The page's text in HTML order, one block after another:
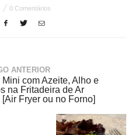
0 Comentários
ANTERIOR
Mini com Azeite, Alho e
na Fritadeira de Ar
Fryer ou no Forno]